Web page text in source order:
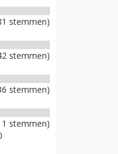
stemmen)
stemmen)
stemmen)
stemmen)